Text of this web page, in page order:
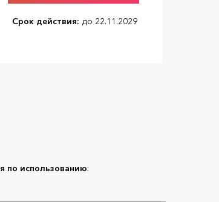
Срок действия: до 22.11.2029
по использованию: